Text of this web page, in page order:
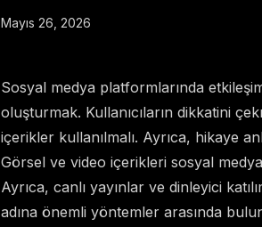
Mayıs 26, 2026
Sosyal medya platformlarında
oluşturmak. Kullanıcıların dikkatini
içerikler kullanılmalı. Ayrıca, hikaye
Görsel ve video içerikleri sosyal
Ayrıca, canlı yayınlar ve dinleyici
adına önemli yöntemler arasında